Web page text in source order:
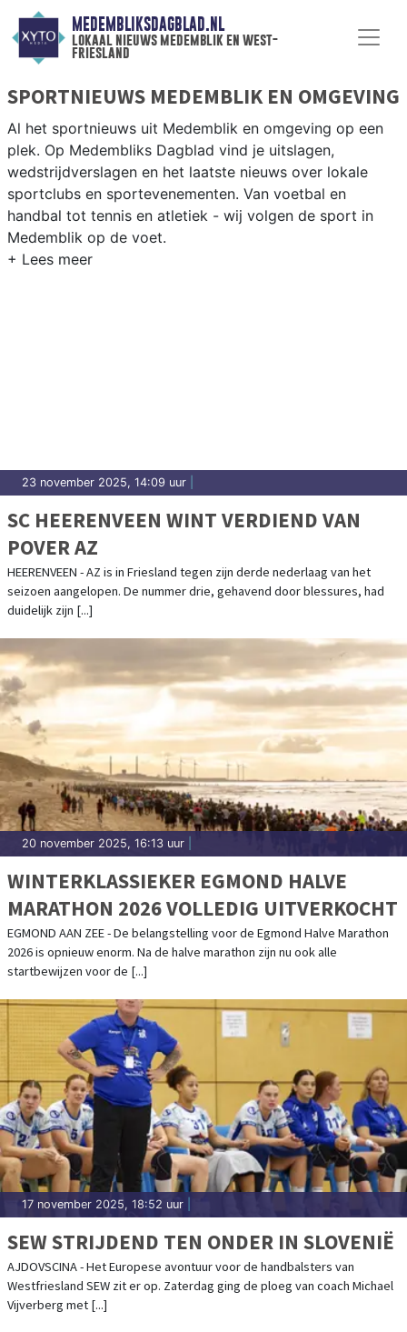
MEDEMBLIKSDAGBLAD.NL
lokaal nieuws medemblik en west-
friesland
SPORTNIEUWS MEDEMBLIK EN OMGEVING
Al het sportnieuws uit Medemblik en omgeving op een
plek. Op Medembliks Dagblad vind je uitslagen,
wedstrijdverslagen en het laatste nieuws over lokale
sportclubs en sportevenementen. Van voetbal en
handbal tot tennis en atletiek - wij volgen de sport in
Medemblik op de voet.
23 november 2025, 14:09 uur
SC HEERENVEEN WINT VERDIEND VAN
POVER AZ
HEERENVEEN - AZ is in Friesland tegen zijn derde nederlaag van het
seizoen aangelopen. De nummer drie, gehavend door blessures, had
duidelijk zijn [...]
20 november 2025, 16:13 uur
WINTERKLASSIEKER EGMOND HALVE
MARATHON 2026 VOLLEDIG UITVERKOCHT
EGMOND AAN ZEE - De belangstelling voor de Egmond Halve Marathon
2026 is opnieuw enorm. Na de halve marathon zijn nu ook alle
startbewijzen voor de [...]
17 november 2025, 18:52 uur
SEW STRIJDEND TEN ONDER IN SLOVENIË
AJDOVSCINA - Het Europese avontuur voor de handbalsters van
Westfriesland SEW zit er op. Zaterdag ging de ploeg van coach Michael
Vijverberg met [...]